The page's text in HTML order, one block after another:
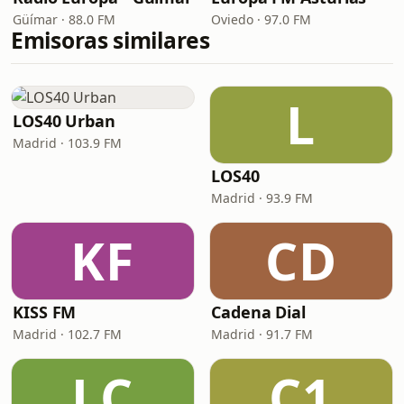
Güímar · 88.0 FM Oviedo · 97.0 FM
Emisoras similares
LOS40 Urban
Madrid · 103.9 FM L
LOS40
Madrid · 93.9 FM
KF
KISS FM
Madrid · 102.7 FM
CD
Cadena Dial
Madrid · 91.7 FM